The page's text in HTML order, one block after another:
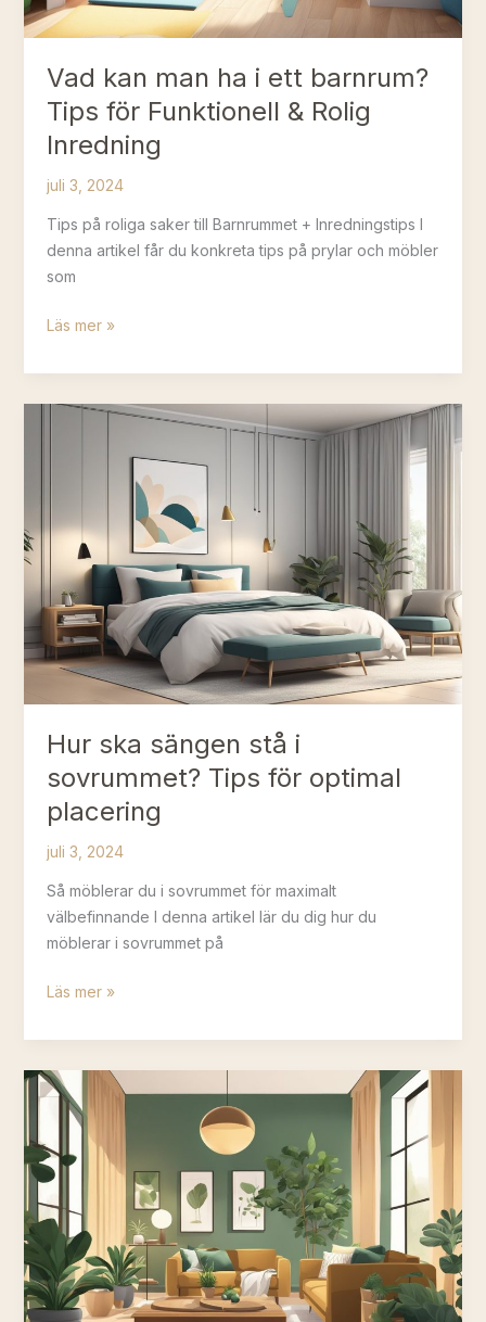
Vad kan man ha i ett barnrum?
Tips för Funktionell & Rolig
Inredning
juli 3, 2024
Tips på roliga saker till Barnrummet + Inredningstips I
denna artikel får du konkreta tips på prylar och möbler
som
Vad
man
ha
för
Funktionell
&
Rolig
Inredning
Läs mer »
Hur ska sängen stå i
sovrummet? Tips för optimal
placering
juli 3, 2024
Så möblerar du i sovrummet för maximalt
välbefinnande I denna artikel lär du dig hur du
möblerar i sovrummet på
Hur
sängen
stå
i
sovrummet?
Tips
för
placering
Läs mer »